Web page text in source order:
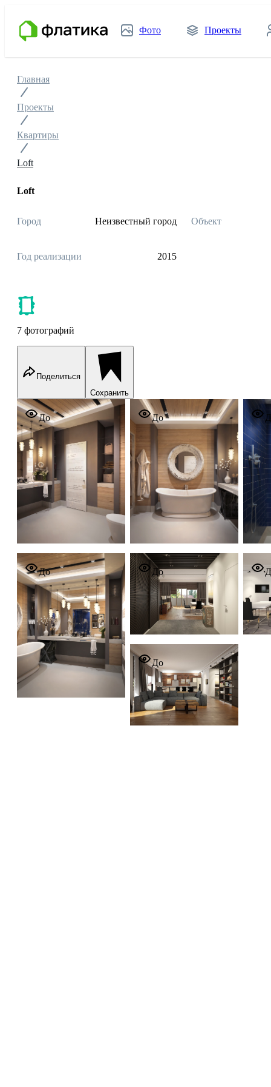
Фото Проекты
Главная
Проекты
Квартиры
Loft
Loft
Город Неизвестный город Объект
Год реализации 2015
7 фотографий
Поделиться
Сохранить
До
Loft
До
Loft Loft
До
Loft
До
Loft Loft
До
Loft